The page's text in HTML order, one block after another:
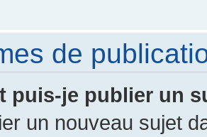
de
puis-je publier un
un nouveau sujet